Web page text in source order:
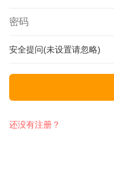
安全提问(未设置请忽略)
还没有注册？